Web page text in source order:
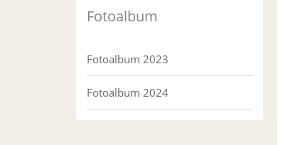
Fotoalbum
Fotoalbum 2023
Fotoalbum 2024